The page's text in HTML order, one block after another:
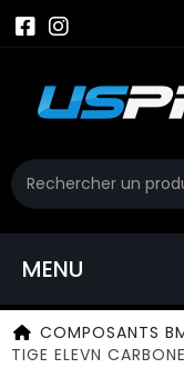
MENU
COMPOSANTS
TIGE ELEVN